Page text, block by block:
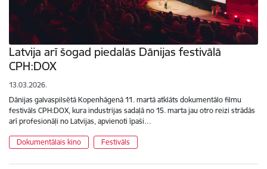
Latvija arī šogad piedalās Dānijas festivālā
CPH:DOX
13.03.2026.
Dānijas galvaspilsētā Kopenhāgenā 11. martā atklāts dokumentālo filmu
festivāls CPH:DOX, kura industrijas sadaļā no 15. marta jau otro reizi strādās
arī profesionāļi no Latvijas, apvienoti īpaši…
Dokumentālais kino Festivāls